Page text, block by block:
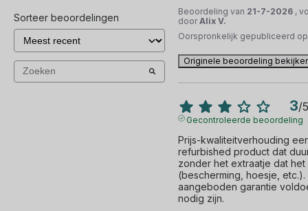
Sorteer beoordelingen Beoordeling van 21-7-2026 ,
door Alix V.
Oorspronkelijk gepubliceerd
Originele beoordeling
3/5
Gecontroleerde beoordeling
Prijs-kwaliteitverhouding
refurbished product dat
zonder het extraatje dat
(bescherming, hoesje,
aangeboden garantie
nodig zijn.